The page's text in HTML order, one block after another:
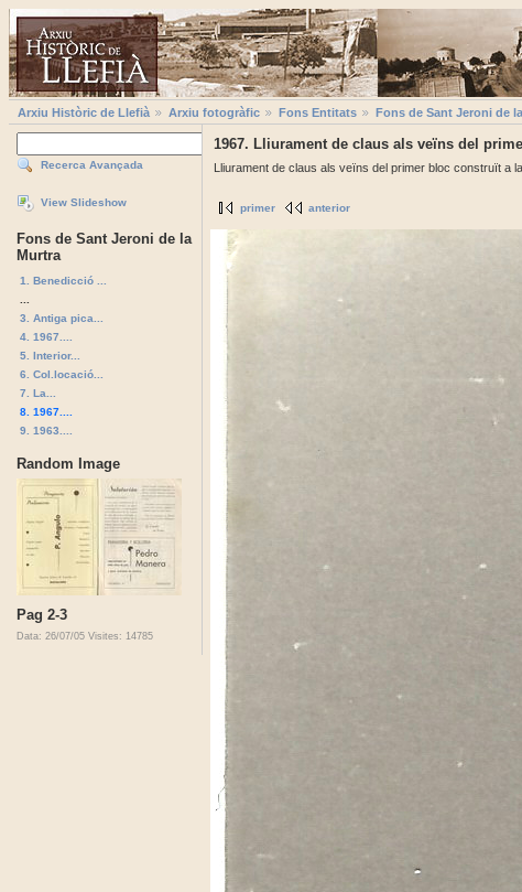
Arxiu Històric de Llefià Arxiu fotogràfic Fons Entitats Fons de Sant Jeroni de
Recerca Avançada
View Slideshow
Fons de Sant Jeroni de la
Murtra
1. Benedicció ...
3. Antiga pica...
4. 1967....
5. Interior...
6. Col.locació...
7. La...
8. 1967....
9. 1963....
Random Image
Pag 2-3
Data: 26/07/05 Visites: 14785
1967. Lliurament de claus als veïns del
Lliurament de claus als veïns del primer bloc construït a
primer anterior